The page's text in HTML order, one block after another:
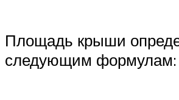
Площадь крыши
следующим формулам: